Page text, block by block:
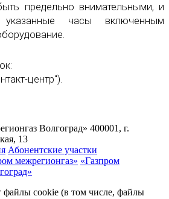
предельно внимательными, и
часы включенным
центр").
Волгоград» 400001, г.
13
Абонентские участки
межрегионгаз» «Газпром
файлы cookie (в том числе, файлы